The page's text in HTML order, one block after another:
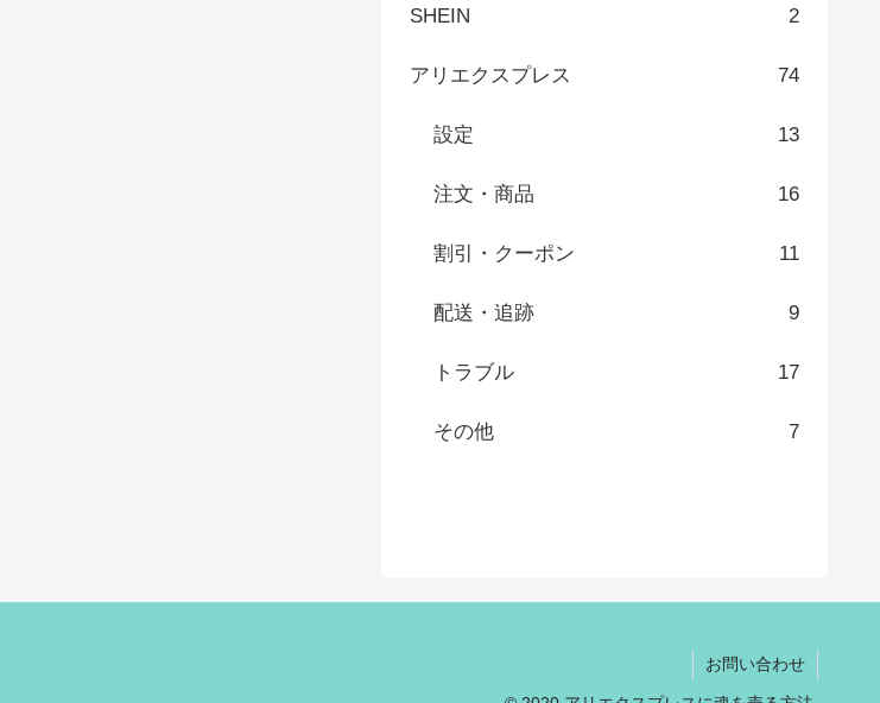
SHEIN 2
アリエクスプレス 74
設定 13
注文・商品 16
割引・クーポン 11
配送・追跡 9
トラブル 17
その他 7
お問い合わせ